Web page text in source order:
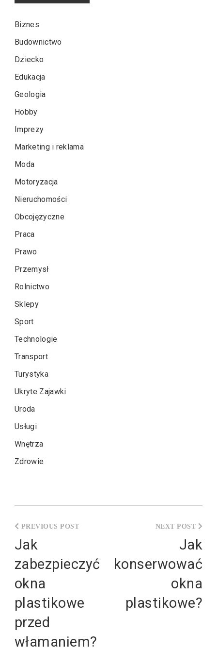
Biznes
Budownictwo
Dziecko
Edukacja
Geologia
Hobby
Imprezy
Marketing i reklama
Moda
Motoryzacja
Nieruchomości
Obcojęzyczne
Praca
Prawo
Przemysł
Rolnictwo
Sklepy
Sport
Technologie
Transport
Turystyka
Ukryte Zajawki
Uroda
Usługi
Wnętrza
Zdrowie
wpisu
Jak
zabezpieczyć
okna
plastikowe
przed
włamaniem?
Jak
konserwować
okna
plastikowe?